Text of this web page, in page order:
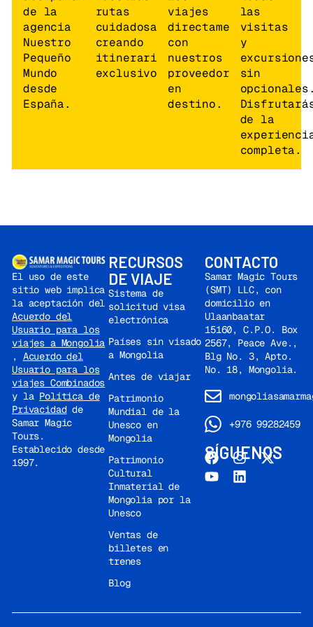
y confirmado. Cena
no incluida, por
su cuenta.(D)(A)
Día 3:
Ulán
Bator/Gran Estatua
Ecuestre de
Genghis
Últimas Compras.
(A)
Día 4:La salida
de las
habitaciones en
los hoteles de
Ulán Bator es a
las12:00M.
Encuentro con el
equipo deSamar
Magic Tours
en la
recepción del
hotel. Traslado al
nuevo aeropuerto
«Genghis´´ Khan
horas
dependiendo del
tráfico en Ulán
Salida de
FIN DEL
de la
agencia
Nuestro
Pequeño
Mundo
desde
España.
rutas
cuidadosamente,
creando
itinerarios
exclusivos.
viajes
directamente
con
nuestros
proveedores
en
destino.
las
visitas
y
sin
de la
completa.
El uso de este
sitio web implica
la aceptación del
Acuerdo del
Usuario para los
viajes a Mongolia
, Acuerdo del
Usuario para los
viajes Combinados
y la Política de
Privacidadde
Samar Magic
Tours.
Establecido desde
1997.
RECURSOS
DE VIAJE
Sistema de
solicitud visa
electrónica
Países sin visado
a Mongolia
Antes de viajar
Patrimonio
Mundial de la
Unesco en
Mongolia
Patrimonio
Cultural
Inmaterial de
Mongolia por la
Unesco
Ventas de
billetes en
trenes
Blog
CONTACTO
Samar Magic Tours
(SMT) LLC, con
domicilio en
Ulaanbaatar
15160, C.P.O. Box
2567, Peace Ave.,
Blg No. 3, Apto.
No. 18, Mongolia.
+976 99282459
SÍGUENOS